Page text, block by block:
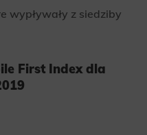
wypływały z siedziby
First Index dla